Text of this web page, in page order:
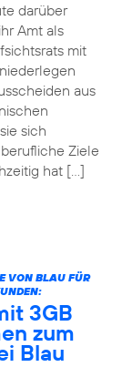
darüber
Amt als
mit
aus
sich
Ziele
hat […]
VON BLAU FÜR
3GB
zum
Blau